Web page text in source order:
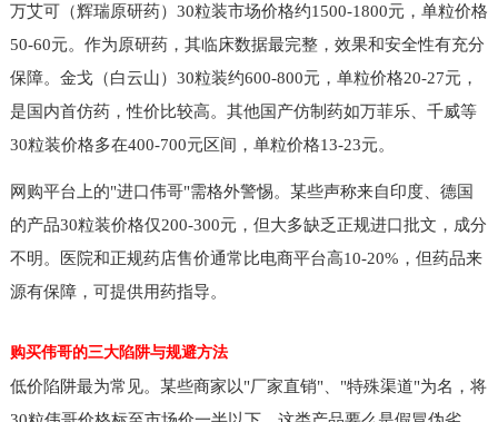
万艾可（辉瑞原研药）30粒装市场价格约1500-1800元，单粒价格
50-60元。作为原研药，其临床数据最完整，效果和安全性有充分
保障。金戈（白云山）30粒装约600-800元，单粒价格20-27元，
是国内首仿药，性价比较高。其他国产仿制药如万菲乐、千威等
30粒装价格多在400-700元区间，单粒价格13-23元。
网购平台上的"进口伟哥"需格外警惕。某些声称来自印度、德国
的产品30粒装价格仅200-300元，但大多缺乏正规进口批文，成分
不明。医院和正规药店售价通常比电商平台高10-20%，但药品来
源有保障，可提供用药指导。
购买伟哥的三大陷阱与规避方法
低价陷阱最为常见。某些商家以"厂家直销"、"特殊渠道"为名，将